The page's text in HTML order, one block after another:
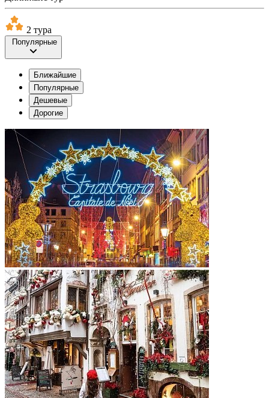
2 тура
Популярные
Ближайшие
Популярные
Дешевые
Дорогие